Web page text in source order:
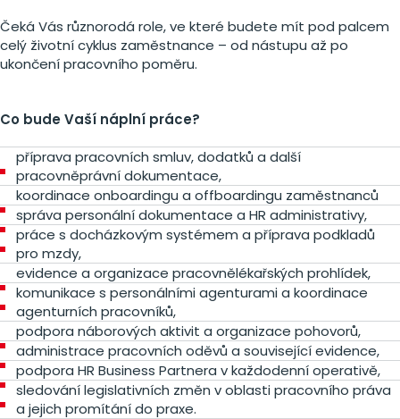
Čeká Vás různorodá role, ve které budete mít pod palcem
celý životní cyklus zaměstnance – od nástupu až po
ukončení pracovního poměru.
Co bude Vaší náplní práce?
příprava pracovních smluv, dodatků a další
pracovněprávní dokumentace,
koordinace onboardingu a offboardingu zaměstnanců
správa personální dokumentace a HR administrativy,
práce s docházkovým systémem a příprava podkladů
pro mzdy,
evidence a organizace pracovnělékařských prohlídek,
komunikace s personálními agenturami a koordinace
agenturních pracovníků,
podpora náborových aktivit a organizace pohovorů,
administrace pracovních oděvů a související evidence,
podpora HR Business Partnera v každodenní operativě,
sledování legislativních změn v oblasti pracovního práva
a jejich promítání do praxe.